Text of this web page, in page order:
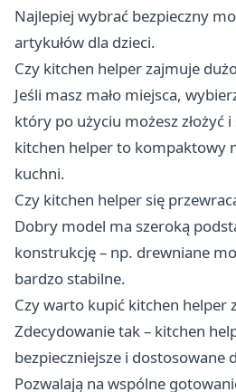
Najlepiej wybrać bezpieczny
artykułów dla dzieci.
Czy kitchen helper zajmuje
Jeśli masz mało miejsca,
który po użyciu możesz złożyć i
kitchen helper to kompaktowy
kuchni.
Czy kitchen helper się
Dobry model ma szeroką
konstrukcję – np. drewniane
bardzo stabilne.
Czy warto kupić kitchen helper
Zdecydowanie tak – kitchen
bezpieczniejsze i dostosowane
Pozwalają na wspólne